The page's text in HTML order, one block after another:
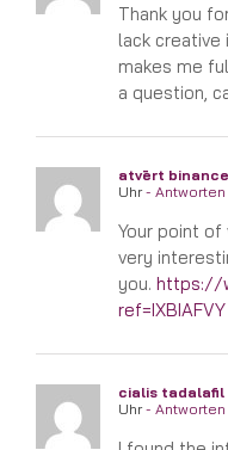
Thank you
lack creative
makes me
a question,
atvērt
Uhr- Antworten
Your point of
very
you. https://
ref=IXBIAFVY
cialis tadalafil
Uhr- Antworten